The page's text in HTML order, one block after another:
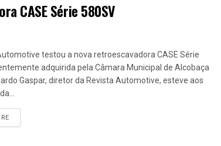
CASE Série 580SV
testou a nova retroescavadora CASE Série
adquirida pela Câmara Municipal de Alcobaça
Gaspar, diretor da Revista Automotive, esteve aos
DETAILS